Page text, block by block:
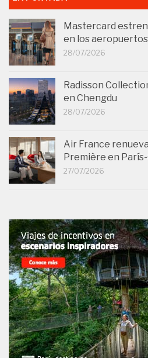
Mastercard
en los
28/07/2026
Radisson
en Chengdu
28/07/2026
Air France
Première en
27/07/2026